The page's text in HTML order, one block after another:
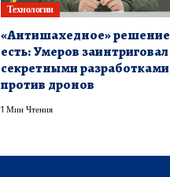
Технологии
«Антишахедное» решение
есть: Умеров заинтриговал
секретными разработками
против дронов
1 Мин Чтения